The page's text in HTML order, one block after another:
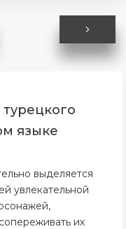
языке
выделяется
увлекательной
их